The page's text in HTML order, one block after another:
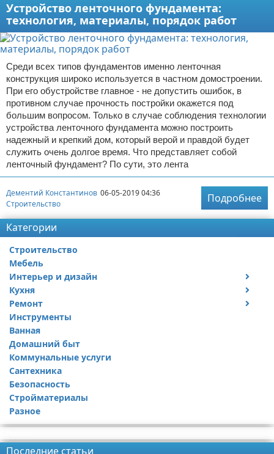
Устройство ленточного фундамента:
технология, материалы, порядок работ
Среди всех типов фундаментов именно ленточная
конструкция широко используется в частном домостроении.
При его обустройстве главное - не допустить ошибок, в
противном случае прочность постройки окажется под
большим вопросом. Только в случае соблюдения технологии
устройства ленточного фундамента можно построить
надежный и крепкий дом, который верой и правдой будет
служить очень долгое время. Что представляет собой
ленточный фундамент? По сути, это лента
Дементий Константинов 06-05-2019 04:36
Строительство
Подробнее
Категории
Строительство
Мебель
Интерьер и дизайн
Дизайн дачи
Дизайн квартиры
Кухня
Посуда
Ремонт
Ремонт дачи
Ремонт квартиры
Инструменты
Ванная
Домашний быт
Коммунальные услуги
Сантехника
Безопасность
Стройматериалы
Разное
Последние статьи